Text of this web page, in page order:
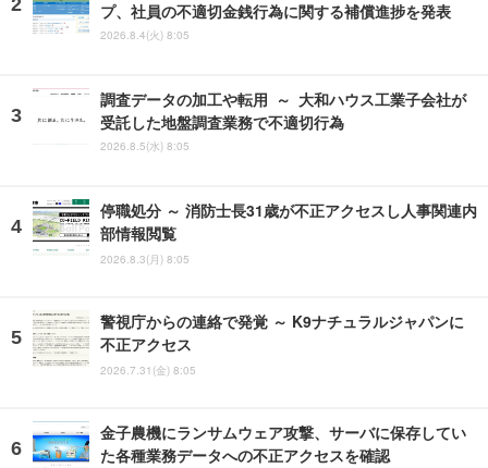
プ、社員の不適切金銭行為に関する補償進捗を発表
2026.8.4(火) 8:05
調査データの加工や転用 ～ 大和ハウス工業子会社が
受託した地盤調査業務で不適切行為
2026.8.5(水) 8:05
停職処分 ～ 消防士長31歳が不正アクセスし人事関連内
部情報閲覧
2026.8.3(月) 8:05
警視庁からの連絡で発覚 ～ K9ナチュラルジャパンに
不正アクセス
2026.7.31(金) 8:05
金子農機にランサムウェア攻撃、サーバに保存してい
た各種業務データへの不正アクセスを確認